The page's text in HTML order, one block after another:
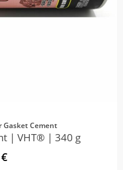
Gasket Cement
| VHT® | 340 g